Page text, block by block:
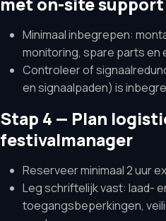
Minimaal inbegrepen:
monitoring, spare parts en
Controleer of
en signaalpaden) is
Stap 4 — Plan
festivalmanager
Reserveer minimaal 2 uur
Leg schriftelijk vast: laad-
toegangsbeperkingen,